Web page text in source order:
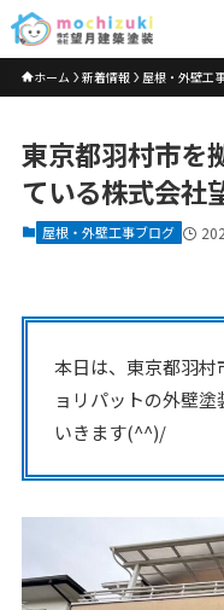
ホーム 新着情報 屋根・外壁工
東京都羽村市を
ている株式会社
屋根・外壁工事ブログ
本日は、東京都羽
ョリパットの外壁
いきます(^^)/